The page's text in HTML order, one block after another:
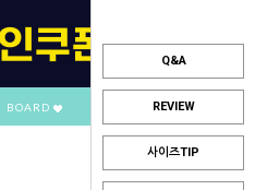
Q&A
REVIEW
사이즈TIP
BOARD